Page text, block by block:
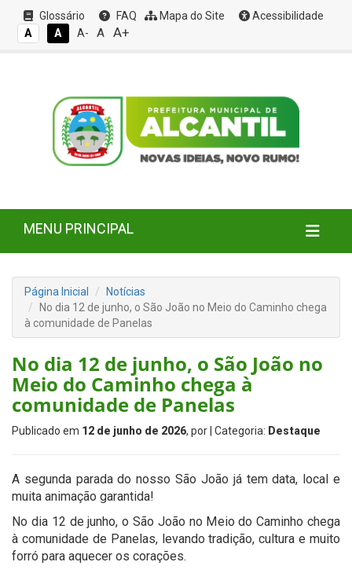
Glossário FAQ Mapa do Site
Acessibilidade
A
A A- A A+
MENU PRINCIPAL
Página Inicial
Notícias
No dia 12 de junho, o São João no Meio do Caminho chega
à comunidade de Panelas
No dia 12 de junho, o São João no
Meio do Caminho chega à
comunidade de Panelas
Publicado em 12 de junho de 2026, por | Categoria: Destaque
A segunda parada do nosso São João já tem data, local e
muita animação garantida!
No dia 12 de junho, o São João no Meio do Caminho chega
à comunidade de Panelas, levando tradição, cultura e muito
forró para aquecer os corações.